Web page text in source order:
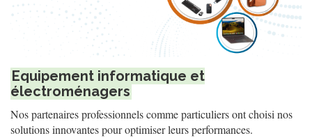
Equipement informatique et
électroménagers
Nos partenaires professionnels comme particuliers ont choisi nos
solutions innovantes pour optimiser leurs performances.